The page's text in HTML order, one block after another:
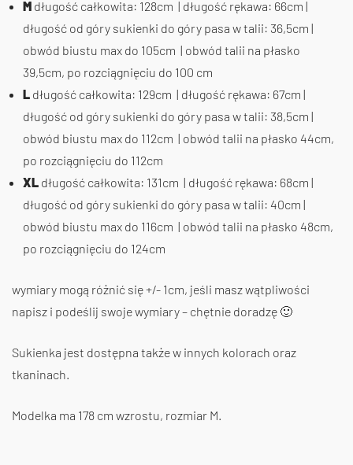
M długość całkowita: 128cm | długość rękawa: 66cm |
długość od góry sukienki do góry pasa w talii: 36,5cm |
obwód biustu max do 105cm | obwód talii na płasko
39,5cm, po rozciągnięciu do 100 cm
L długość całkowita: 129cm | długość rękawa: 67cm |
długość od góry sukienki do góry pasa w talii: 38,5cm |
obwód biustu max do 112cm | obwód talii na płasko 44cm,
po rozciągnięciu do 112cm
XL długość całkowita: 131cm | długość rękawa: 68cm |
długość od góry sukienki do góry pasa w talii: 40cm |
obwód biustu max do 116cm | obwód talii na płasko 48cm,
po rozciągnięciu do 124cm
wymiary mogą różnić się +/- 1cm, jeśli masz wątpliwości
napisz i podeślij swoje wymiary – chętnie doradzę 🙂
Sukienka jest dostępna także w innych kolorach oraz
tkaninach.
Modelka ma 178 cm wzrostu, rozmiar M.